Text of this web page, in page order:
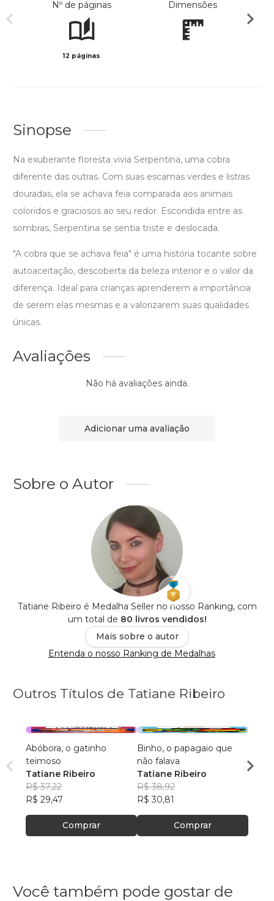
Nº de páginas
12 páginas
Dimensões
Sinopse
Na exuberante floresta vivia Serpentina, uma cobra
diferente das outras. Com suas escamas verdes e listras
douradas, ela se achava feia comparada aos animais
coloridos e graciosos ao seu redor. Escondida entre as
sombras, Serpentina se sentia triste e deslocada.
"A cobra que se achava feia" é uma história tocante sobre
autoaceitação, descoberta da beleza interior e o valor da
diferença. Ideal para crianças aprenderem a importância
de serem elas mesmas e a valorizarem suas qualidades
únicas.
Avaliações
Não há avaliações ainda.
Adicionar uma avaliação
Sobre o Autor
Tatiane Ribeiro é Medalha Seller no nosso Ranking, com
um total de 80 livros vendidos!
Mais sobre o autor
Entenda o nosso Ranking de Medalhas
Outros Títulos de Tatiane Ribeiro
Abóbora, o gatinho
teimoso
Tatiane Ribeiro
R$ 37,22
R$ 29,47
Comprar
Binho, o papagaio que
não falava
Tatiane Ribeiro
R$ 38,92
R$ 30,81
Comprar
Você também pode gostar de